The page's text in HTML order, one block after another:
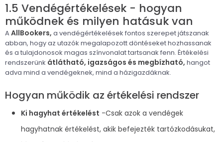
1.5 Vendégértékelések - hogyan
működnek és milyen hatásuk van
AAllBookers, a vendégértékelések fontos szerepet játszanak
abban, hogy az utazók megalapozott döntéseket hozhassanak
és a tulajdonosok magas színvonalat tartsanak fenn. Értékelési
rendszerünk átlátható, igazságos és megbízható, hangot
adva mind a vendégeknek, mind a házigazdáknak.
Hogyan működik az értékelési rendszer
Ki hagyhat értékelést -Csak azok a vendégek
hagyhatnak értékelést, akik befejezték tartózkodásukat,